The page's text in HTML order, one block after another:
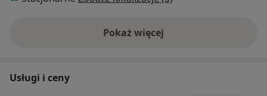
Pokaż więcejo doświadczeniu
Usługi i ceny